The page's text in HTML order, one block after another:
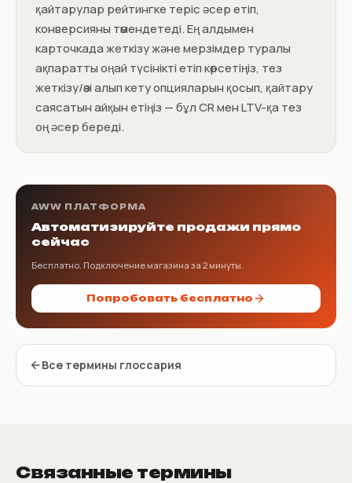
қайтарулар рейтингке теріс әсер етіп,
конверсияны төмендетеді. Ең алдымен
карточкада жеткізу және мерзімдер туралы
ақпаратты оңай түсінікті етіп көрсетіңіз, тез
жеткізу/өзі алып кету опцияларын қосып, қайтару
саясатын айқын етіңіз — бұл CR мен LTV-қа тез
оң әсер береді.
AWW ПЛАТФОРМА
Автоматизируйте продажи прямо
сейчас
Бесплатно. Подключение магазина за 2 минуты.
Попробовать бесплатно
Все термины глоссария
Связанные термины